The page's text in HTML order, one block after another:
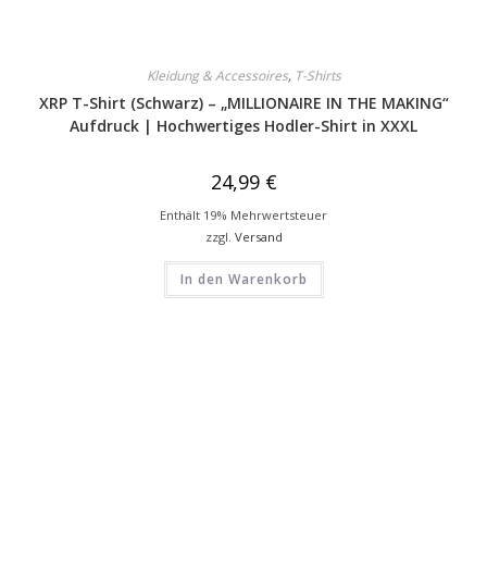
Kleidung & Accessoires, T-Shirts
XRP T-Shirt (Schwarz) – „MILLIONAIRE IN THE MAKING“
Aufdruck | Hochwertiges Hodler-Shirt in XXXL
24,99 €
Enthält 19% Mehrwertsteuer
zzgl. Versand
In den Warenkorb